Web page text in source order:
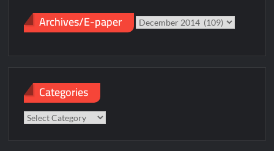
Archives/E-paper
Archives/E-
Categories
Categories